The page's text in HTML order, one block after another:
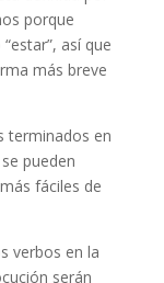
porque
“estar”, así que
más breve
terminados en
pueden
fáciles de
verbos en la
serán